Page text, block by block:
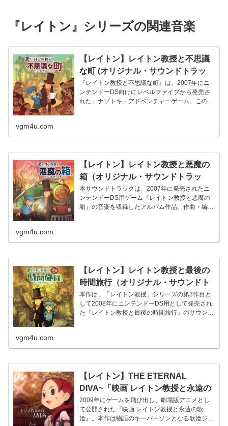
『レイトン』シリーズの関連音楽
【レイトン】レイトン教授と不思議
な町 (オリジナル・サウンドトラッ
ク) – 西浦智仁
『レイトン教授と不思議な町』は、2007年にニ
ンテンドーDS向けにレベルファイブから発売さ
れた、ナゾトキ・アドベンチャーゲーム。このゲ
vgm4u.com
【レイトン】レイトン教授と悪魔の
箱（オリジナル・サウンドトラッ
ク） – 西浦智仁
本サウンドトラックは、2007年に発売されたニ
ンテンドーDS用ゲーム『レイトン教授と悪魔の
箱』の音楽を収録したアルバム作品。作曲・編曲
vgm4u.com
【レイトン】レイトン教授と最後の
時間旅行（オリジナル・サウンドト
ラック） – 西浦智仁
本作は、「レイトン教授」シリーズの第3作目と
して2008年にニンテンドーDS用として発売され
た『レイトン教授と最後の時間旅行』のサウンド
vgm4u.com
【レイトン】THE ETERNAL
DIVA~「映画 レイトン教授と永遠の
歌姫」オリジナルテーマ曲集 ‐ 水樹
奈々 ✕ 斉藤恒芳 ✕ 日野晃博
2009年にゲームを飛び出し、劇場版アニメとし
て公開された『映画 レイトン教授と永遠の歌
姫』。本作は物語のキーパーソンとなる歌姫ジェ